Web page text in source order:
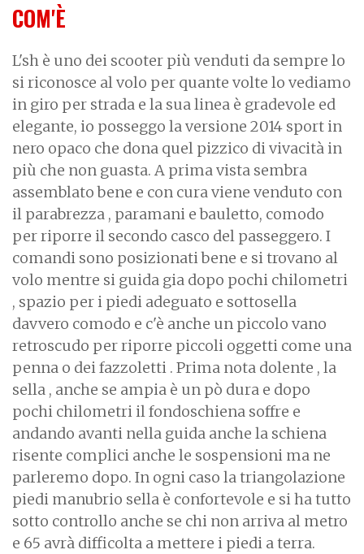
COM'È
L'sh è uno dei scooter più venduti da sempre lo
si riconosce al volo per quante volte lo vediamo
in giro per strada e la sua linea è gradevole ed
elegante, io posseggo la versione 2014 sport in
nero opaco che dona quel pizzico di vivacità in
più che non guasta. A prima vista sembra
assemblato bene e con cura viene venduto con
il parabrezza , paramani e bauletto, comodo
per riporre il secondo casco del passeggero. I
comandi sono posizionati bene e si trovano al
volo mentre si guida gia dopo pochi chilometri
, spazio per i piedi adeguato e sottosella
davvero comodo e c'è anche un piccolo vano
retroscudo per riporre piccoli oggetti come una
penna o dei fazzoletti . Prima nota dolente , la
sella , anche se ampia è un pò dura e dopo
pochi chilometri il fondoschiena soffre e
andando avanti nella guida anche la schiena
risente complici anche le sospensioni ma ne
parleremo dopo. In ogni caso la triangolazione
piedi manubrio sella è confortevole e si ha tutto
sotto controllo anche se chi non arriva al metro
e 65 avrà difficolta a mettere i piedi a terra.